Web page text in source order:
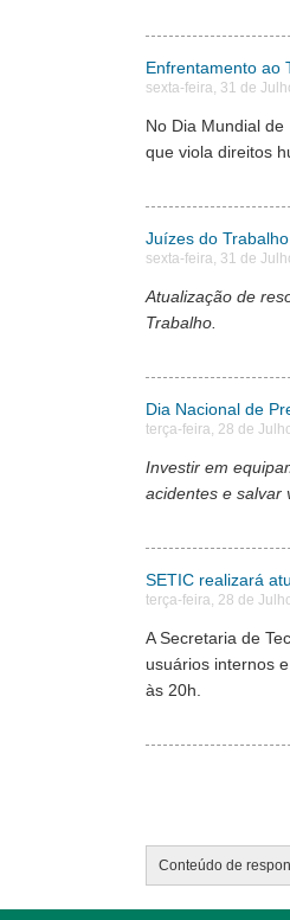
Enfrentamento ao
sexta-feira, 31 de
No Dia Mundial
que viola direitos
Juízes do
sexta-feira, 31 de
Atualização de
Trabalho.
Dia Nacional de
terça-feira, 28 de
Investir em
acidentes e salvar
SETIC realizará
terça-feira, 28 de
A Secretaria de
usuários internos
às 20h.
Conteúdo de